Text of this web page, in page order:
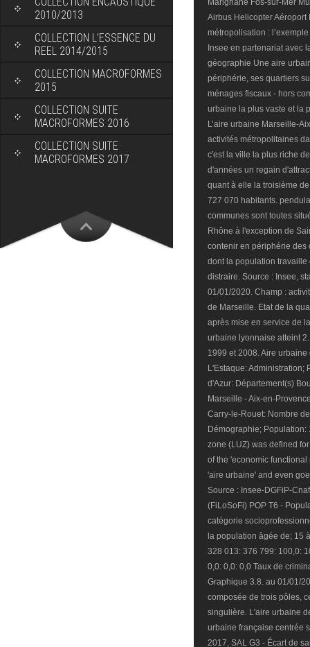
2010/2013
COLLECTION L’ESSENCE DU
REEL 2014/2015
COLLECTION MACROFORMES
2015
COLLECTION SUITE
MACROFORMES 2016
COLLECTION SUITE
MACROFORMES 2017